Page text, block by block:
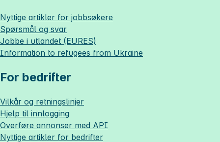
Nyttige artikler for jobbsøkere
Spørsmål og svar
Jobbe i utlandet (EURES)
Information to refugees from Ukraine
For bedrifter
Vilkår og retningslinjer
Hjelp til innlogging
Overføre annonser med API
Nyttige artikler for bedrifter